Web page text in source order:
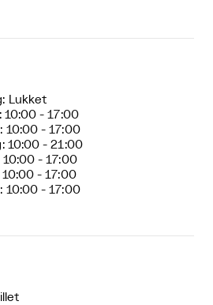
Lukket
10:00 - 17:00
10:00 - 17:00
10:00 - 21:00
10:00 - 17:00
10:00 - 17:00
10:00 - 17:00